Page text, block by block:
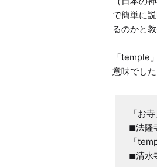
で簡単に
るのかと
「temple
意味でし
「お
◼法隆
「
◼清水